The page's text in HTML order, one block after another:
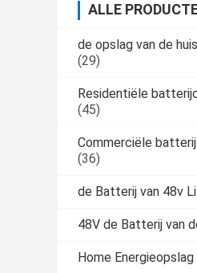
ALLE
de opslag van de
(29)
Residentiële
(45)
Commerciële
(36)
de Batterij van 48v
48V de Batterij van
Home